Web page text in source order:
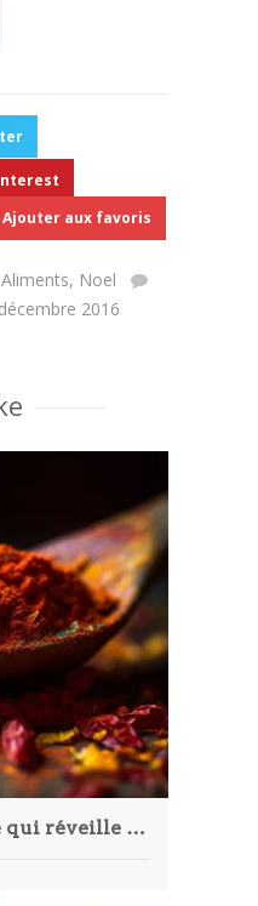
Ajouter aux favoris
Aliments, Noel
2016
Le paprika, l’épice qui réveille vos plats : variétés, usages et astuces